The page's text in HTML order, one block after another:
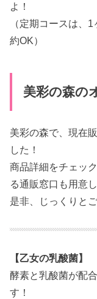
よ！
（定期コースは、
約OK）
美彩の森の
美彩の森で、現在
した！
商品詳細をチェッ
る通販窓口も用意
是非、じっくりと
【乙女の乳酸菌】
酵素と乳酸菌が配
す！